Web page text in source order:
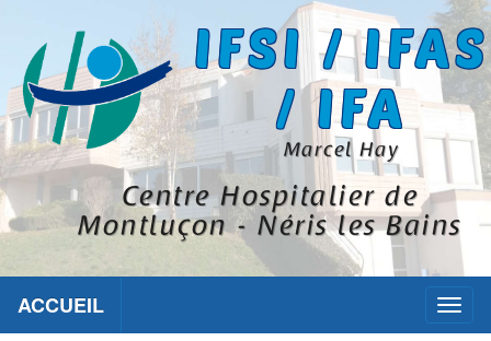
IFSI / IFAS
/ IFA
Marcel Hay
Centre Hospitalier de
Montluçon - Néris les Bains
ACCUEIL